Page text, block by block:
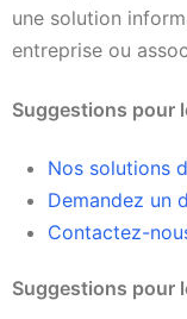
une solution
entreprise ou
Suggestions pour
Nos solutions
Demandez un
Contactez-
Suggestions pour